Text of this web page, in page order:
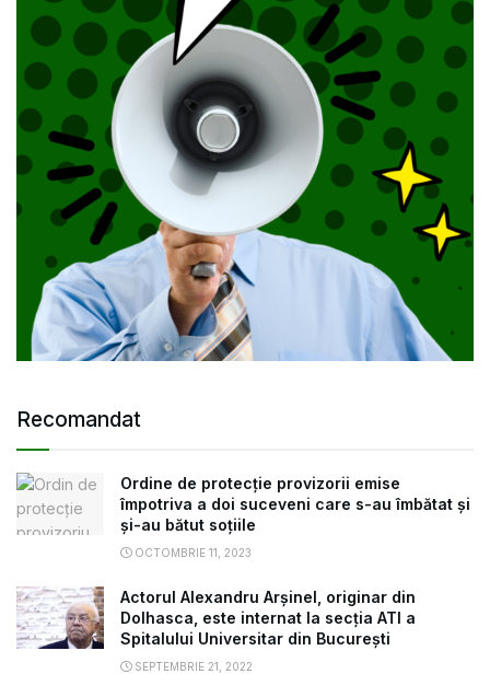
Recomandat
Ordine de protecție provizorii emise
împotriva a doi suceveni care s-au îmbătat și
și-au bătut soțiile
OCTOMBRIE 11, 2023
Actorul Alexandru Arșinel, originar din
Dolhasca, este internat la secția ATI a
Spitalului Universitar din București
SEPTEMBRIE 21, 2022